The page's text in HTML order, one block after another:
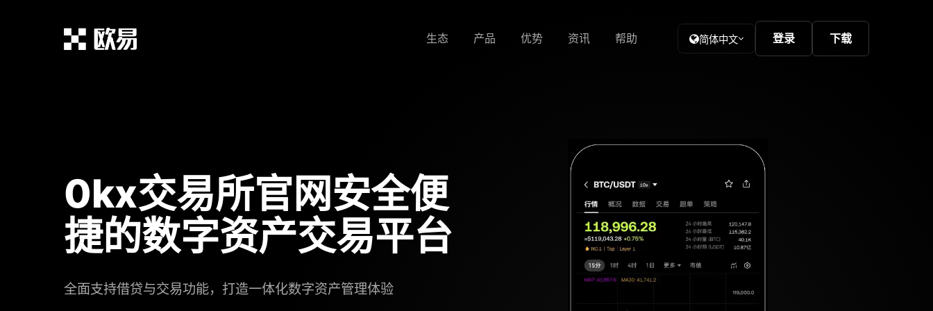
生态 产品 优势 资讯 帮助 简体中文 登录 下载
0kx交易所官网安全便
捷的数字资产交易平台
全面支持借贷与交易功能，打造一体化数字资产管理体验